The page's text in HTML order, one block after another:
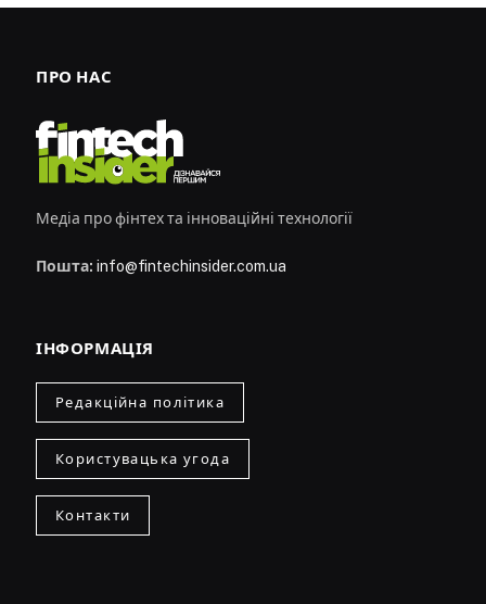
ПРО НАС
Медіа про фінтех та інноваційні технології
Пошта: info@fintechinsider.com.ua
ІНФОРМАЦІЯ
Редакційна політика
Користувацька угода
Контакти